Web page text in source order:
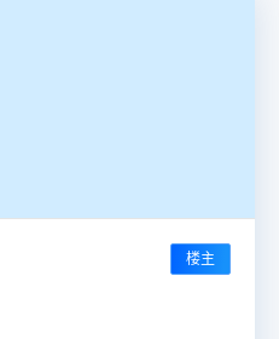
楼主